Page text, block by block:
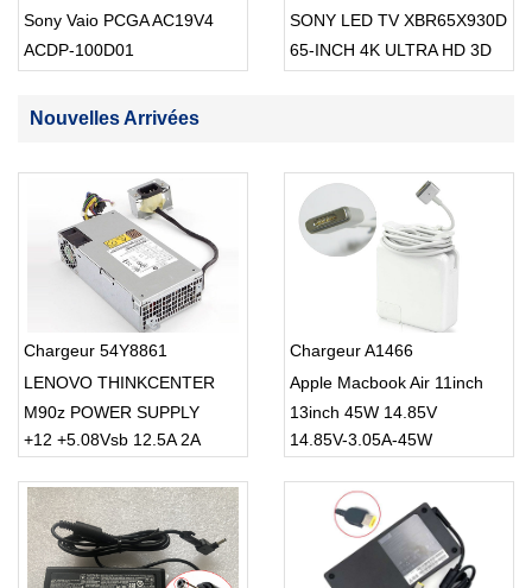
Sony Vaio PCGA AC19V4
ACDP-100D01
SONY LED TV XBR65X930D
65-INCH 4K ULTRA HD 3D
Nouvelles Arrivées
Chargeur 54Y8861
LENOVO THINKCENTER
M90z POWER SUPPLY
+12 +5.08Vsb 12.5A 2A
Chargeur A1466
Apple Macbook Air 11inch
13inch 45W 14.85V
14.85V-3.05A-45W